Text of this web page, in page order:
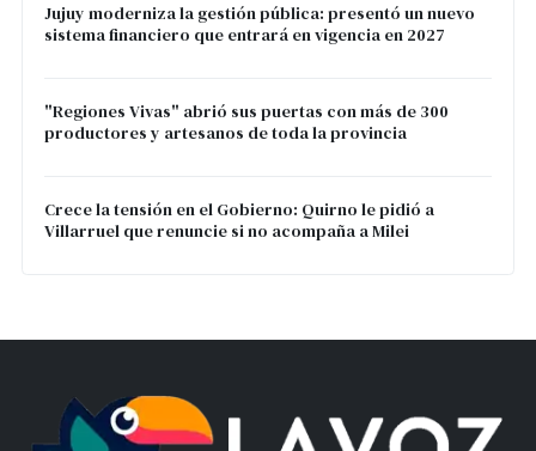
Jujuy moderniza la gestión pública: presentó un nuevo
sistema financiero que entrará en vigencia en 2027
"Regiones Vivas" abrió sus puertas con más de 300
productores y artesanos de toda la provincia
Crece la tensión en el Gobierno: Quirno le pidió a
Villarruel que renuncie si no acompaña a Milei